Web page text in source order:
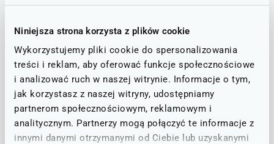
Niniejsza strona korzysta z plików cookie
Wykorzystujemy pliki cookie do spersonalizowania
treści i reklam, aby oferować funkcje społecznościowe
i analizować ruch w naszej witrynie. Informacje o tym,
jak korzystasz z naszej witryny, udostępniamy
partnerom społecznościowym, reklamowym i
analitycznym. Partnerzy mogą połączyć te informacje z
innymi danymi otrzymanymi od Ciebie lub uzyskanymi
POKAŻ WIĘCEJ
Informacje o utrudnieniach
Poniżej znajdą Państwo informacje o ewentualnych
utrudnieniach na trasie Wrocław Mikołajów - Leszno.
Stan linii - informacje o utrudnieniach